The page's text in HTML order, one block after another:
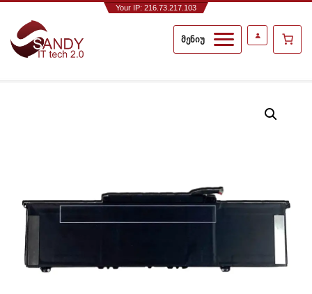
Your IP: 216.73.217.103
მენიუ